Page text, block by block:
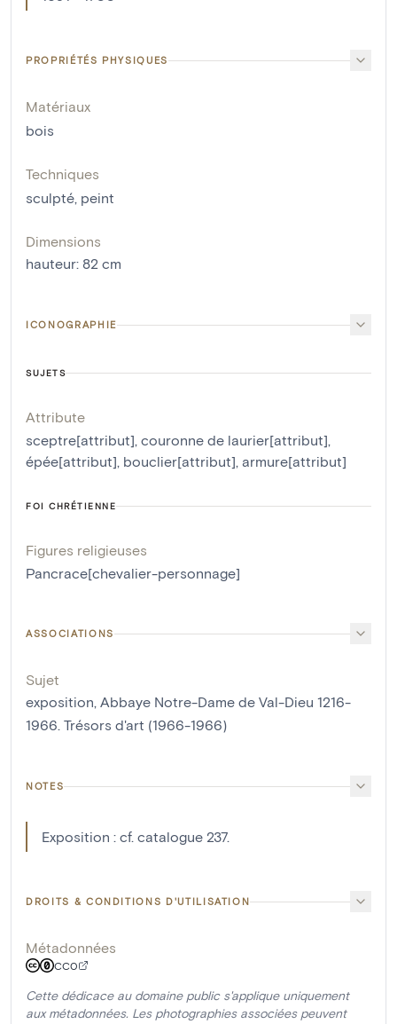
PROPRIÉTÉS PHYSIQUES
Matériaux
bois
Techniques
sculpté, peint
Dimensions
hauteur: 82 cm
ICONOGRAPHIE
SUJETS
Attribute
sceptre[attribut], couronne de laurier[attribut],
épée[attribut], bouclier[attribut], armure[attribut]
FOI CHRÉTIENNE
Figures religieuses
Pancrace[chevalier-personnage]
ASSOCIATIONS
Sujet
exposition, Abbaye Notre-Dame de Val-Dieu 1216-
1966. Trésors d'art (1966-1966)
NOTES
Exposition : cf. catalogue 237.
DROITS & CONDITIONS D'UTILISATION
Métadonnées
CC0
Cette dédicace au domaine public s'applique uniquement
aux métadonnées. Les photographies associées peuvent